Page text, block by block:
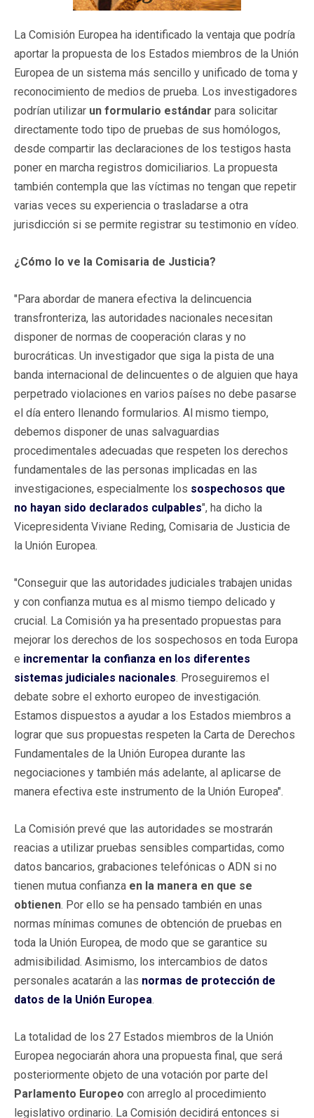
La Comisión Europea ha identificado la ventaja que podría
aportar la propuesta de los Estados miembros de la Unión
Europea de un sistema más sencillo y unificado de toma y
reconocimiento de medios de prueba. Los investigadores
podrían utilizar un formulario estándar para solicitar
directamente todo tipo de pruebas de sus homólogos,
desde compartir las declaraciones de los testigos hasta
poner en marcha registros domiciliarios. La propuesta
también contempla que las víctimas no tengan que repetir
varias veces su experiencia o trasladarse a otra
jurisdicción si se permite registrar su testimonio en vídeo.
¿Cómo lo ve la Comisaria de Justicia?
"Para abordar de manera efectiva la delincuencia
transfronteriza, las autoridades nacionales necesitan
disponer de normas de cooperación claras y no
burocráticas. Un investigador que siga la pista de una
banda internacional de delincuentes o de alguien que haya
perpetrado violaciones en varios países no debe pasarse
el día entero llenando formularios. Al mismo tiempo,
debemos disponer de unas salvaguardias
procedimentales adecuadas que respeten los derechos
fundamentales de las personas implicadas en las
investigaciones, especialmente los sospechosos que
no hayan sido declarados culpables", ha dicho la
Vicepresidenta Viviane Reding, Comisaria de Justicia de
la Unión Europea.
"Conseguir que las autoridades judiciales trabajen unidas
y con confianza mutua es al mismo tiempo delicado y
crucial. La Comisión ya ha presentado propuestas para
mejorar los derechos de los sospechosos en toda Europa
e incrementar la confianza en los diferentes
sistemas judiciales nacionales. Proseguiremos el
debate sobre el exhorto europeo de investigación.
Estamos dispuestos a ayudar a los Estados miembros a
lograr que sus propuestas respeten la Carta de Derechos
Fundamentales de la Unión Europea durante las
negociaciones y también más adelante, al aplicarse de
manera efectiva este instrumento de la Unión Europea".
La Comisión prevé que las autoridades se mostrarán
reacias a utilizar pruebas sensibles compartidas, como
datos bancarios, grabaciones telefónicas o ADN si no
tienen mutua confianza en la manera en que se
obtienen. Por ello se ha pensado también en unas
normas mínimas comunes de obtención de pruebas en
toda la Unión Europea, de modo que se garantice su
admisibilidad. Asimismo, los intercambios de datos
personales acatarán a las normas de protección de
datos de la Unión Europea.
La totalidad de los 27 Estados miembros de la Unión
Europea negociarán ahora una propuesta final, que será
posteriormente objeto de una votación por parte del
Parlamento Europeo con arreglo al procedimiento
legislativo ordinario. La Comisión decidirá entonces si